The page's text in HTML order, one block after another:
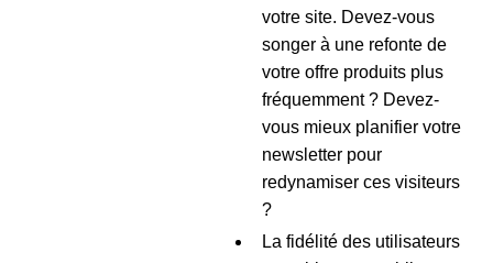
votre site. Devez-vous
songer à une refonte de
votre offre produits plus
fréquemment ? Devez-
vous mieux planifier votre
newsletter pour
redynamiser ces visiteurs
?
La fidélité des utilisateurs